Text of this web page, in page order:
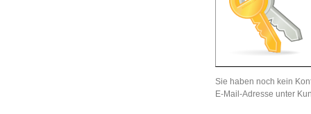
Sie haben noch kein
E-Mail-Adresse unter